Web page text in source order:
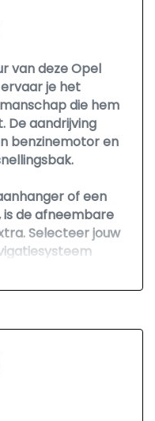
van deze Opel
je het
die hem
De aandrijving
benzinemotor en
of een
de afneembare
Selecteer jouw
Niet meer op
of het
niet met je
audiobediening
ritten is de cruise
de aanwezige